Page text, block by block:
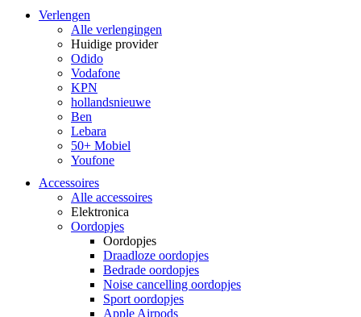
Verlengen
Alle verlengingen
Huidige provider
Odido
Vodafone
KPN
hollandsnieuwe
Ben
Lebara
50+ Mobiel
Youfone
Accessoires
Alle accessoires
Elektronica
Oordopjes
Oordopjes
Draadloze oordopjes
Bedrade oordopjes
Noise cancelling oordopjes
Sport oordopjes
Apple Airpods